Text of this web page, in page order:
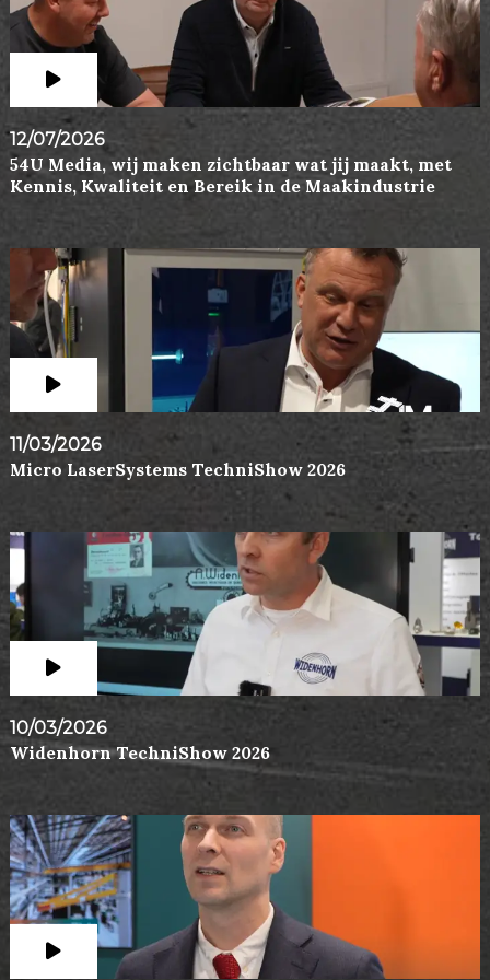
12/07/2026
54U Media, wij maken zichtbaar wat jij maakt, met
Kennis, Kwaliteit en Bereik in de Maakindustrie
11/03/2026
Micro LaserSystems TechniShow 2026
10/03/2026
Widenhorn TechniShow 2026